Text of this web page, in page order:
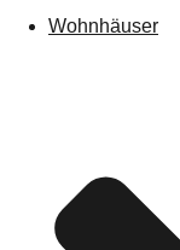
Wohnhäuser